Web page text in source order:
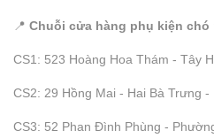
📍 Chuỗi cửa hàng phụ kiện chó
CS1: 523 Hoàng Hoa Thám - Tây
CS2: 29 Hồng Mai - Hai Bà Trưng
CS3: 52 Phan Đình Phùng -